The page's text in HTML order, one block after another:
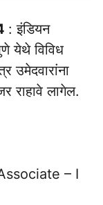
: इंडियन
येथे विविध
उमेदवारांना
राहावे लागेल.
– I